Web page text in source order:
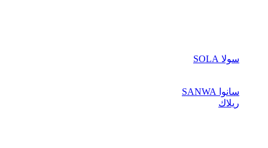
سولا SOLA
سانوا SANWA
ريلاك